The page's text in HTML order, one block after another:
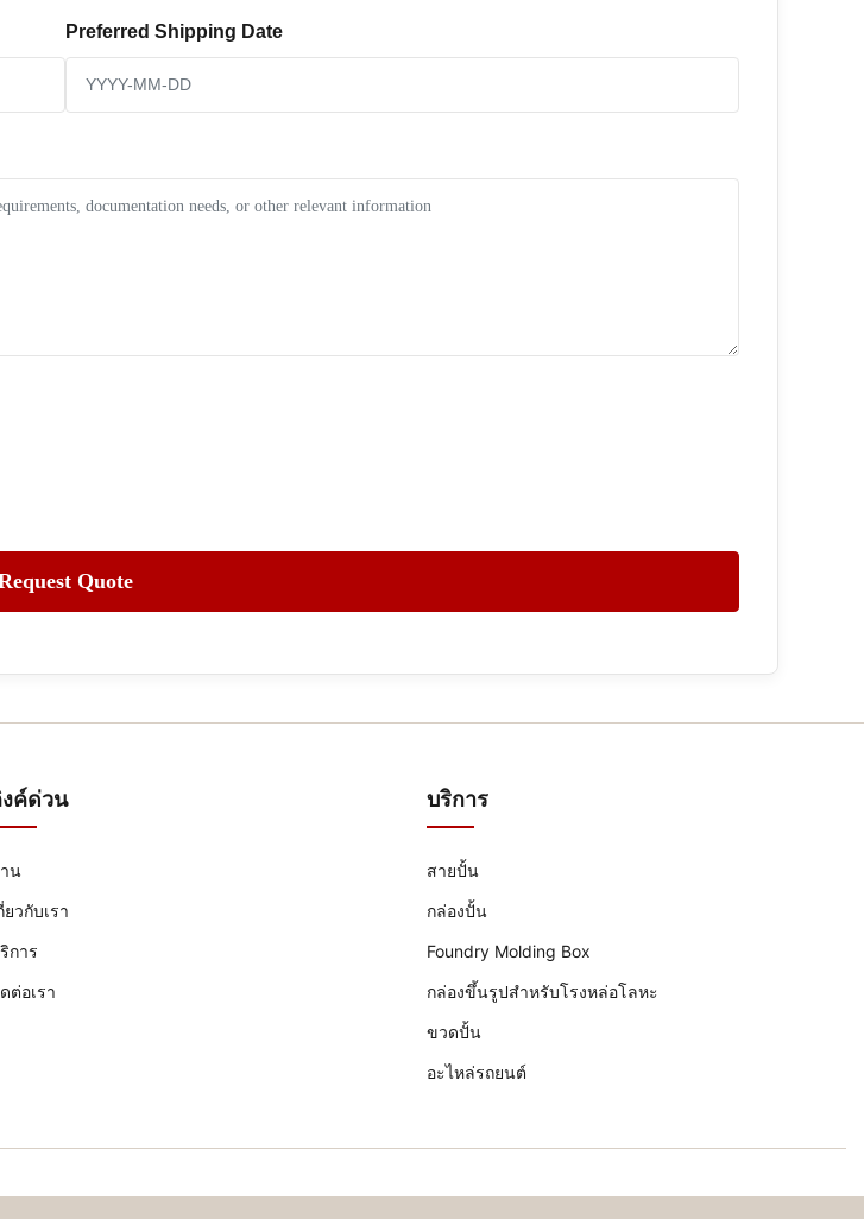
Preferred Shipping Date
Quote
ค์ด่วน
น
ยวกับเรา
การ
ต่อเรา
บริการ
สายปั้น
กล่องปั้น
Foundry Molding Box
กล่องขึ้นรูปสำหรับโรงหล่อโลหะ
ขวดปั้น
อะไหล่รถยนต์